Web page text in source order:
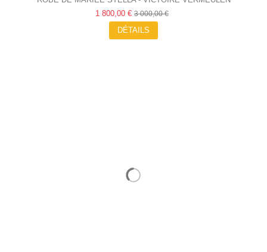
1 800,00 € 3 000,00 €
DÉTAILS